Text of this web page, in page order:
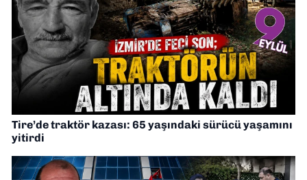
Tire’de traktör kazası: 65 yaşındaki sürücü yaşamını
yitirdi